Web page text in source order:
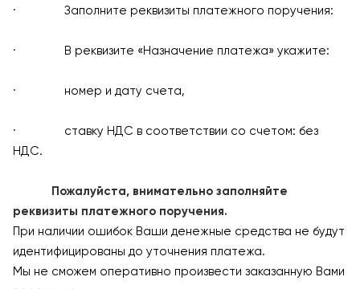
· Заполните реквизиты платежного поручения:
· В реквизите «Назначение платежа» укажите:
· номер и дату счета,
· ставку НДС в соответствии со счетом: без
НДС.
Пожалуйста, внимательно заполняйте
реквизиты платежного поручения.
При наличии ошибок Ваши денежные средства не будут
идентифицированы до уточнения платежа.
Мы не сможем оперативно произвести заказанную Вами